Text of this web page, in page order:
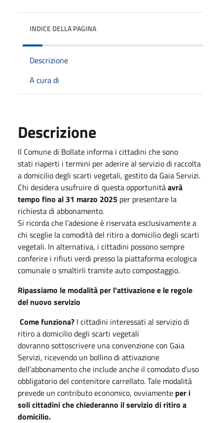
INDICE DELLA PAGINA
Descrizione
A cura di
Descrizione
Il Comune di Bollate informa i cittadini che sono
stati riaperti i termini per aderire al servizio di raccolta
a domicilio degli scarti vegetali, gestito da Gaia Servizi.
Chi desidera usufruire di questa opportunitàavrà
tempo fino al 31 marzo 2025 per presentare la
richiesta di abbonamento.
Si ricorda che l’adesione è riservata esclusivamente a
chi sceglie la comodità del ritiro a domicilio degli scarti
vegetali. In alternativa, i cittadini possono sempre
conferire i rifiuti verdi presso la piattaforma ecologica
comunale o smaltirli tramite auto compostaggio.
Ripassiamo le modalità per l’attivazione e le regole
del nuovo servizio
Come funziona? I cittadini interessati al servizio di
ritiro a domicilio degli scarti vegetali
dovranno sottoscrivere una convenzione con Gaia
Servizi, ricevendo un bollino di attivazione
dell’abbonamento che include anche il comodato d’uso
obbligatorio del contenitore carrellato. Tale modalità
prevede un contributo economico, ovviamente per i
soli cittadini che chiederanno il servizio di ritiro a
domicilio.